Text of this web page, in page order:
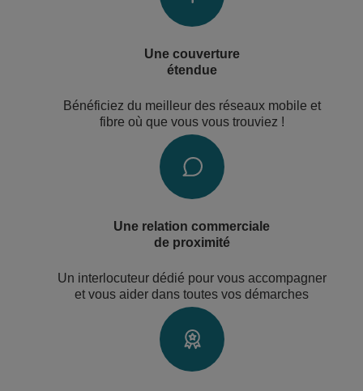
Une couverture
étendue
Bénéficiez du meilleur des réseaux mobile et
fibre où que vous vous trouviez !
Une relation commerciale
de proximité
Un interlocuteur dédié pour vous accompagner
et vous aider dans toutes vos démarches